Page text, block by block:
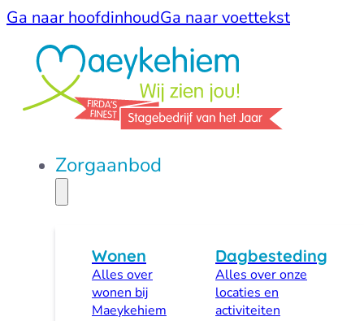
Ga naar hoofdinhoudGa naar voettekst
Zorgaanbod
Wonen
Alles over
wonen bij
Maeykehiem
Dagbesteding
Alles over onze
locaties en
activiteiten